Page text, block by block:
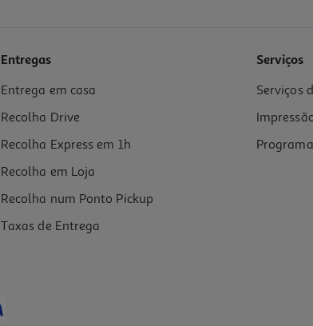
Molho Mix 24x100g
Entregas
Entrega em casa
Recolha Drive
Recolha Express em 1h
Recolha em Loja
Recolha num Ponto Pickup
Taxas de Entrega
Serviços
Serviços